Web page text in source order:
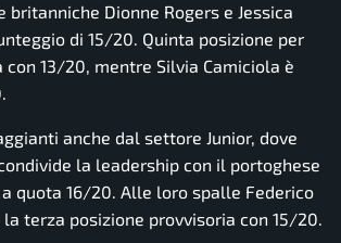
britanniche Dionne Rogers e Jessica
di 15/20. Quinta posizione per
con 13/20, mentre Silvia Camiciola è
anche dal settore Junior, dove
la leadership con il portoghese
a quota 16/20. Alle loro spalle Federico
terza posizione provvisoria con 15/20.